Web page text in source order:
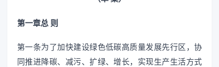
第一章总 则
第一条为了加快建设绿色低碳高质量发展先行区，协
同推进降碳、减污、扩绿、增长，实现生产生活方式